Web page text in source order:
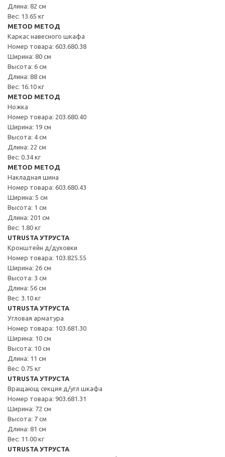
Длина: 82 см
Вес: 13.65 кг
METOD МЕТОД
Каркас навесного шкафа
Номер товара: 603.680.38
Ширина: 80 см
Высота: 6 см
Длина: 88 см
Вес: 16.10 кг
METOD МЕТОД
Ножка
Номер товара: 203.680.40
Ширина: 19 см
Высота: 4 см
Длина: 22 см
Вес: 0.34 кг
METOD МЕТОД
Накладная шина
Номер товара: 603.680.43
Ширина: 5 см
Высота: 1 см
Длина: 201 см
Вес: 1.80 кг
UTRUSTA УТРУСТА
Кронштейн д/духовки
Номер товара: 103.825.55
Ширина: 26 см
Высота: 3 см
Длина: 56 см
Вес: 3.10 кг
UTRUSTA УТРУСТА
Угловая арматура
Номер товара: 103.681.30
Ширина: 10 см
Высота: 10 см
Длина: 11 см
Вес: 0.75 кг
UTRUSTA УТРУСТА
Вращающ секция д/угл шкафа
Номер товара: 903.681.31
Ширина: 72 см
Высота: 7 см
Длина: 81 см
Вес: 11.00 кг
UTRUSTA УТРУСТА